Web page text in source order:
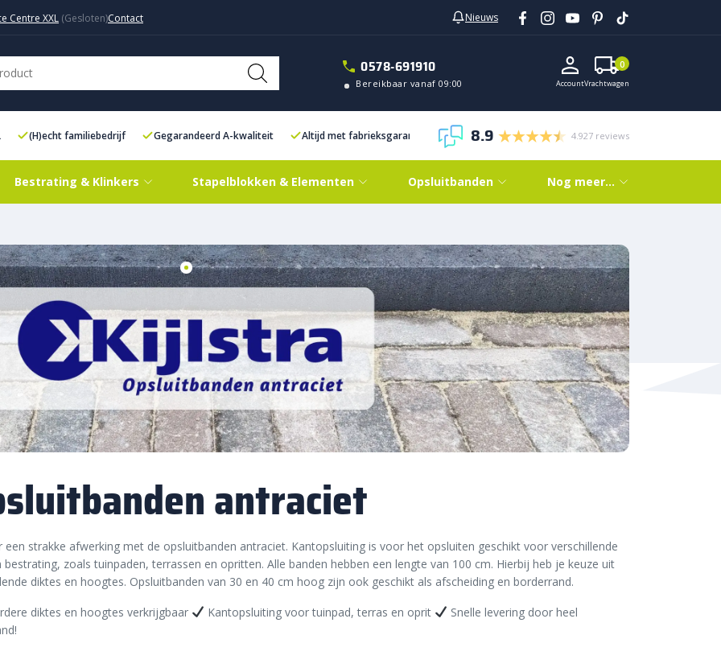
Centre XXL Contact Nieuws
0578-691910
Bereikbaar vanaf 09:00 AccountVrachtwagen
0
(H)echt familiebedrijf Gegarandeerd A-kwaliteit Altijd met fabrieksgarantie 8.9 4.927 reviews
Bestrating & Klinkers Stapelblokken & Elementen Opsluitbanden Nog meer…
antraciet
een strakke afwerking met de opsluitbanden antraciet. Kantopsluiting is voor het opsluiten geschikt voor verschillende
bestrating, zoals tuinpaden, terrassen en opritten. Alle banden hebben een lengte van 100 cm. Hierbij heb je keuze uit
diktes en hoogtes. Opsluitbanden van 30 en 40 cm hoog zijn ook geschikt als afscheiding en borderrand.
diktes en hoogtes verkrijgbaar
Kantopsluiting voor tuinpad, terras en oprit
Snelle levering door heel